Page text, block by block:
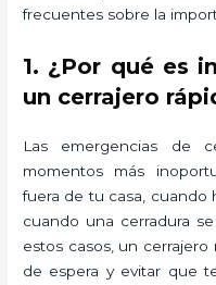
frecuentes sobre la
1. ¿Por qué es
un cerrajero
Las emergencias de
momentos más
fuera de tu casa, cuando
cuando una cerradura
estos casos, un
de espera y evitar que